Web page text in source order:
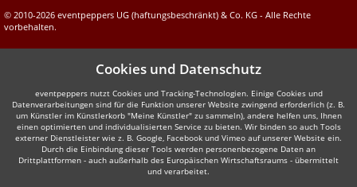
© 2010-2026 eventpeppers UG (haftungsbeschränkt) & Co. KG - Alle Rechte
vorbehalten.
Cookies und Datenschutz
eventpeppers nutzt Cookies und Tracking-Technologien. Einige Cookies und
Datenverarbeitungen sind für die Funktion unserer Website zwingend erforderlich (z. B.
um Künstler im Künstlerkorb "Meine Künstler" zu sammeln), andere helfen uns, Ihnen
einen optimierten und individualisierten Service zu bieten. Wir binden so auch Tools
externer Dienstleister wie z. B. Google, Facebook und Vimeo auf unserer Website ein.
Durch die Einbindung dieser Tools werden personenbezogene Daten an
Drittplattformen - auch außerhalb des Europäischen Wirtschaftsraums - übermittelt
und verarbeitet.